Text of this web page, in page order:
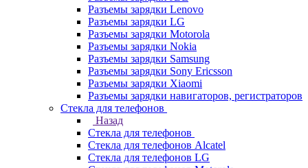
Разъемы зарядки Lenovo
Разъемы зарядки LG
Разъемы зарядки Motorola
Разъемы зарядки Nokia
Разъемы зарядки Samsung
Разъемы зарядки Sony Ericsson
Разъемы зарядки Xiaomi
Разъемы зарядки навигаторов, регистраторов
Стекла для телефонов
Назад
Стекла для телефонов
Стекла для телефонов Alcatel
Стекла для телефонов LG